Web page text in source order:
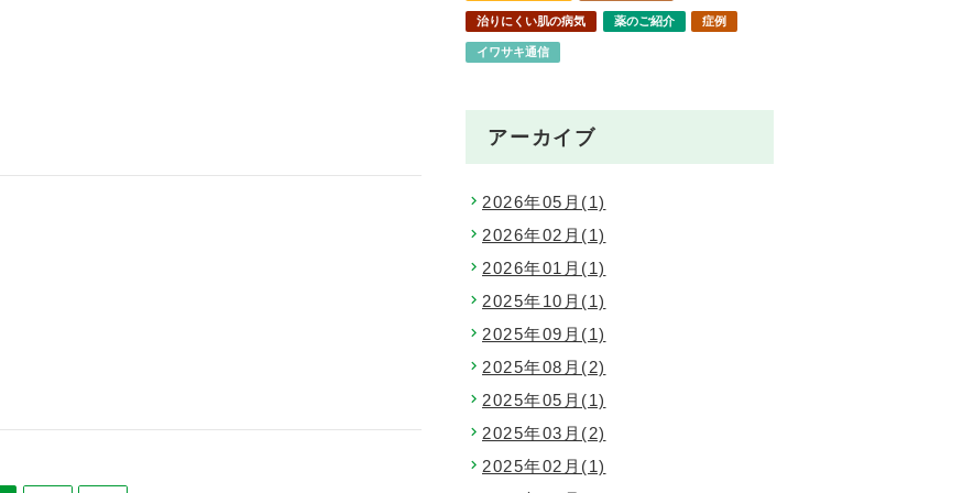
治りにくい肌の病気 薬のご紹介 症例
イワサキ通信
アーカイブ
2026年05月(1)
2026年02月(1)
2026年01月(1)
2025年10月(1)
2025年09月(1)
2025年08月(2)
2025年05月(1)
2025年03月(2)
2025年02月(1)